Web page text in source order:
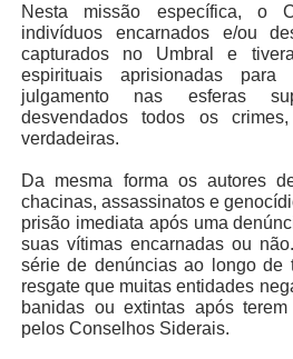
Nesta missão específica, o
indivíduos encarnados e/ou
capturados no Umbral e
espirituais aprisionadas
julgamento nas esferas
desvendados todos os
verdadeiras.
Da mesma forma os autores
chacinas, assassinatos e
prisão imediata após uma
suas vítimas encarnadas ou
série de denúncias ao longo de
resgate que muitas entidades
banidas ou extintas após
pelos Conselhos Siderais.